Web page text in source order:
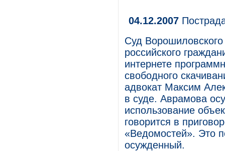
04.12.2007
Суд
российского
интернете
свободного
адвокат Максим
в суде. Аврамова
использование
говорится в
«Ведомостей». Это
осужденный.